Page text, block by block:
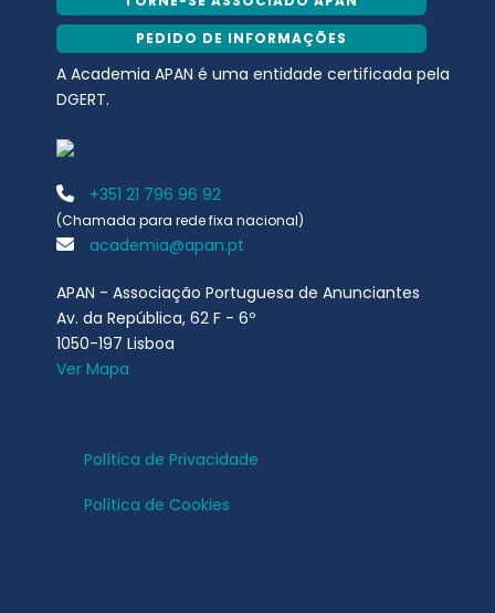
PEDIDO DE INFORMAÇÕES
A Academia APAN é uma entidade certificada pela
DGERT.
+351 21 796 96 92
(Chamada para rede fixa nacional)
academia@apan.pt
APAN - Associação Portuguesa de Anunciantes
Av. da República, 62 F - 6º
1050-197 Lisboa
Ver Mapa
Política de Privacidade
Política de Cookies